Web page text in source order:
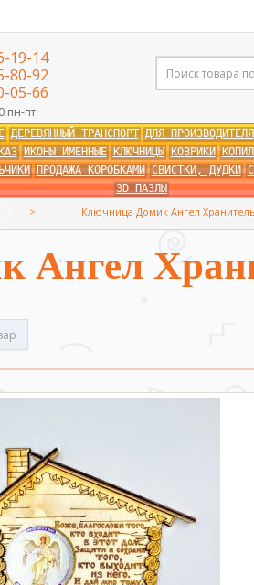
19-14
80-92
05-66
пн-пт
ДЕРЕВЯННЫЙ ТРАНСПОРТ ДЛЯ ПРОИЗВОДИТЕЛЯ
ИКОНЫ ИМЕННЫЕ КЛЮЧНИЦЫ КОВРИКИ
ПРОДАЖА КОРОБКАМИ СВИСТКИ, ДУДКИ
3D ПАЗЛЫ
Ключница Домик Ангел